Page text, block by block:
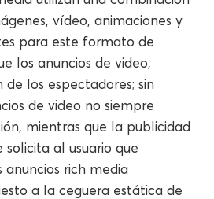
vídeo, animaciones y
para este formato de
los anuncios de video,
los espectadores; sin
de video no siempre
mientras que la publicidad
solicita al usuario que
rich media
a la ceguera estática de